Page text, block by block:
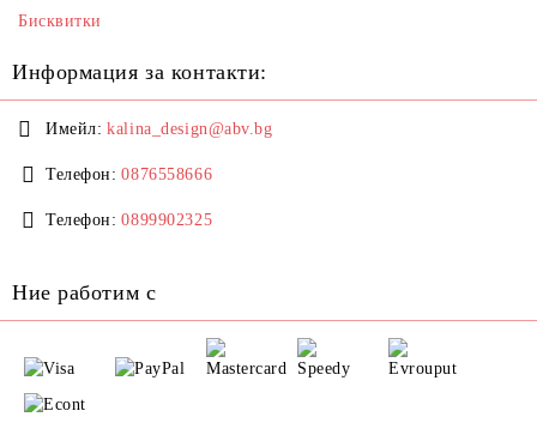
Бисквитки
Информация за контакти:
Имейл: kalina_design@abv.bg
Телефон: 0876558666
Телефон: 0899902325
Ние работим с